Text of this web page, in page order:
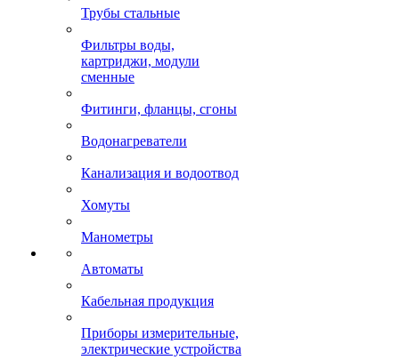
Трубы стальные
Фильтры воды,
картриджи, модули
сменные
Фитинги, фланцы, сгоны
Водонагреватели
Канализация и водоотвод
Хомуты
Манометры
Автоматы
Кабельная продукция
Приборы измерительные,
электрические устройства